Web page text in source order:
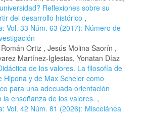
Reflexiones sobre su
del desarrollo histórico ,
Vol. 33 Núm. 63 (2017): Número de
Ortiz , Jesús Molina Saorín ,
Martínez-Iglesias, Yonatan Díaz
de los valores. La filosofía de
Hipona y de Max Scheler como
para una adecuada orientación
la enseñanza de los valores. ,
Vol. 42 Núm. 81 (2026): Miscelánea